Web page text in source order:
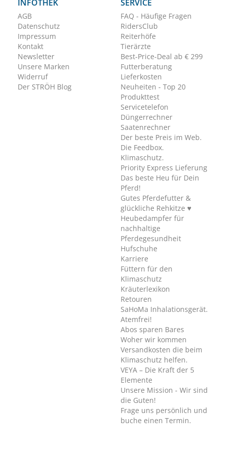
INFOTHEK
AGB
Datenschutz
Impressum
Kontakt
Newsletter
Unsere Marken
Widerruf
Der STRÖH Blog
SERVICE
FAQ - Häufige Fragen
RidersClub
Reiterhöfe
Tierärzte
Best-Price-Deal ab € 299
Futterberatung
Lieferkosten
Neuheiten - Top 20
Produkttest
Servicetelefon
Düngerrechner
Saatenrechner
Der beste Preis im Web.
Die Feedbox.
Klimaschutz.
Priority Express Lieferung
Das beste Heu für Dein
Pferd!
Gutes Pferdefutter &
glückliche Rehkitze ♥
Heubedampfer für
nachhaltige
Pferdegesundheit
Hufschuhe
Karriere
Füttern für den
Klimaschutz
Kräuterlexikon
Retouren
SaHoMa Inhalationsgerät.
Atemfrei!
Abos sparen Bares
Woher wir kommen
Versandkosten die beim
Klimaschutz helfen.
VEYA – Die Kraft der 5
Elemente
Unsere Mission - Wir sind
die Guten!
Frage uns persönlich und
buche einen Termin.